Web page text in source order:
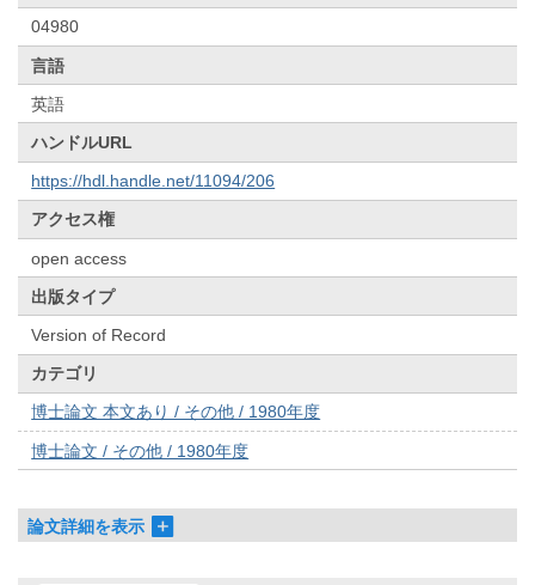
04980
言語
英語
ハンドルURL
https://hdl.handle.net/11094/206
アクセス権
open access
出版タイプ
Version of Record
カテゴリ
博士論文 本文あり / その他 / 1980年度
博士論文 / その他 / 1980年度
論文詳細を表示